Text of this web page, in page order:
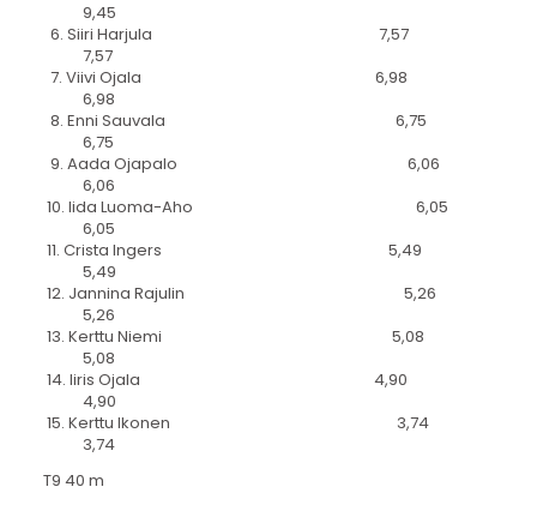
9,45
6. Siiri Harjula 7,57
7,57
7. Viivi Ojala 6,98
6,98
8. Enni Sauvala 6,75
6,75
9. Aada Ojapalo 6,06
6,06
10. Iida Luoma-Aho 6,05
6,05
11. Crista Ingers 5,49
5,49
12. Jannina Rajulin 5,26
5,26
13. Kerttu Niemi 5,08
5,08
14. Iiris Ojala 4,90
4,90
15. Kerttu Ikonen 3,74
3,74
T9 40 m